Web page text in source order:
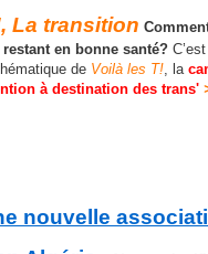
La transition
en bonne santé?
de Voilà les T! , la
à destination des trans'
nouvelle